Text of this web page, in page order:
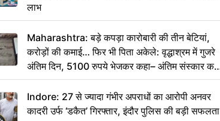
लाभ
Maharashtra: बड़े कपड़ा कारोबारी की तीन बेटियां,
करोड़ों की कमाई… फिर भी पिता अकेले: वृद्धाश्रम में गुजरे
अंतिम दिन, 5100 रुपये भेजकर कहा– अंतिम संस्कार कर
दीजिए हम नहीं आ पाएंगे
Indore: 27 से ज्यादा गंभीर अपराधों का आरोपी अनवर
कादरी उर्फ ‘डकैत’ गिरफ्तार, इंदौर पुलिस की बड़ी सफलता